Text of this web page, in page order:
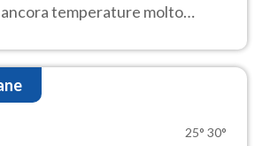
temperature molto
25° 30°